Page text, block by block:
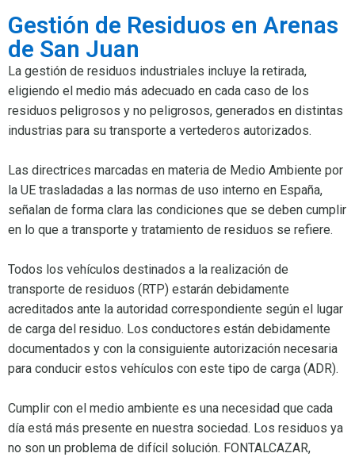
Gestión de Residuos en Arenas
de San Juan
La gestión de residuos industriales incluye la retirada,
eligiendo el medio más adecuado en cada caso de los
residuos peligrosos y no peligrosos, generados en distintas
industrias para su transporte a vertederos autorizados.
Las directrices marcadas en materia de Medio Ambiente por
la UE trasladadas a las normas de uso interno en España,
señalan de forma clara las condiciones que se deben cumplir
en lo que a transporte y tratamiento de residuos se refiere.
Todos los vehículos destinados a la realización de
transporte de residuos (RTP) estarán debidamente
acreditados ante la autoridad correspondiente según el lugar
de carga del residuo. Los conductores están debidamente
documentados y con la consiguiente autorización necesaria
para conducir estos vehículos con este tipo de carga (ADR).
Cumplir con el medio ambiente es una necesidad que cada
día está más presente en nuestra sociedad. Los residuos ya
no son un problema de difícil solución. FONTALCAZAR,